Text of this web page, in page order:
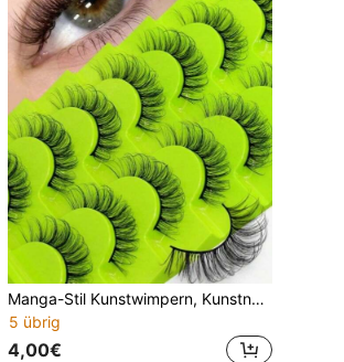
Manga-Stil Kunstwimpern, Kunstnerz-Kunstwimpern, Vintage-Kunstwimpern, Katzenaugen-Wimpern, flauschige Teufelwimpern, Anime-Kunstwimpern, natürliches Aussehen, flauschig und exquisit, Salon-Exklusiv, geeignet für Halloween, Saudi-Nationaltag-Veranstaltungen
5 übrig
4,00€